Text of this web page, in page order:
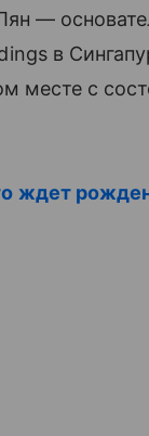
—
в
месте с
ждет